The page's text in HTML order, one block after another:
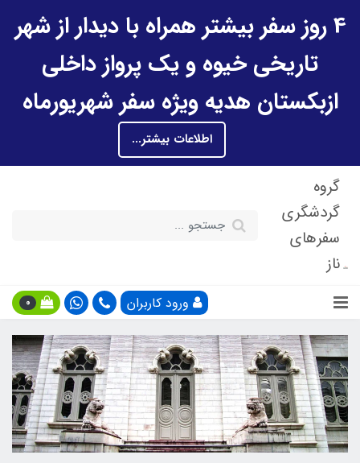
4 روز سفر بیشتر همراه با دیدار از شهر
تاریخی خیوه و یک پرواز داخلی
ازبکستان هدیه ویژه سفر شهریورماه
اطلاعات بیشتر...
گروه
گردشگری
سفرهای
ناز
ورود کاربران 0